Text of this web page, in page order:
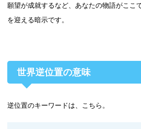
願望が成就するなど、あなたの物語がここ
を迎える暗示です。
世界逆位置の意味
逆位置のキーワードは、こちら。